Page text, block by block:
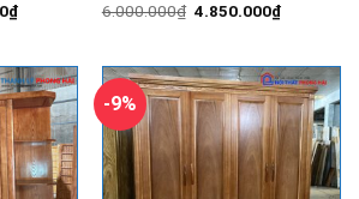
₫Giá
hiện
6.350.000₫.
6.000.000₫ Giá
4.850.000₫Giá
hiện
-9%